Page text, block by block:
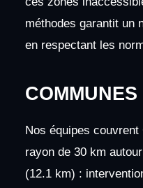
méthodes garantit un
en respectant les
Nos équipes
rayon de 30 km
(12.1 km) :